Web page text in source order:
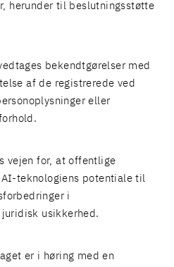
herunder til beslutningsstøtte
bekendtgørelser med
af de registrerede ved
eller
vejen for, at offentlige
teknologiens potentiale til
i
usikkerhed.
er i høring med en